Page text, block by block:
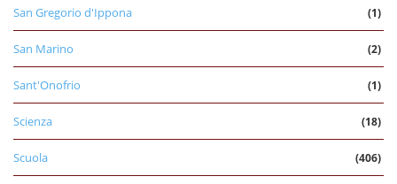
San Gregorio d'Ippona (1)
San Marino (2)
Sant'Onofrio (1)
Scienza (18)
Scuola (406)